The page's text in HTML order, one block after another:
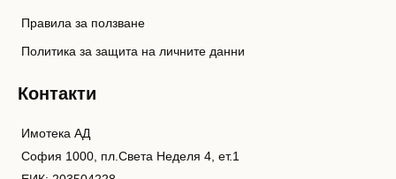
Правила за ползване
Политика за защита на личните данни
Контакти
Имотека АД
София 1000, пл.Света Неделя 4, ет.1